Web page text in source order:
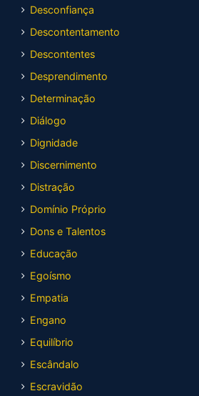
Desconfiança
Descontentamento
Descontentes
Desprendimento
Determinação
Diálogo
Dignidade
Discernimento
Distração
Domínio Próprio
Dons e Talentos
Educação
Egoísmo
Empatia
Engano
Equilíbrio
Escândalo
Escravidão